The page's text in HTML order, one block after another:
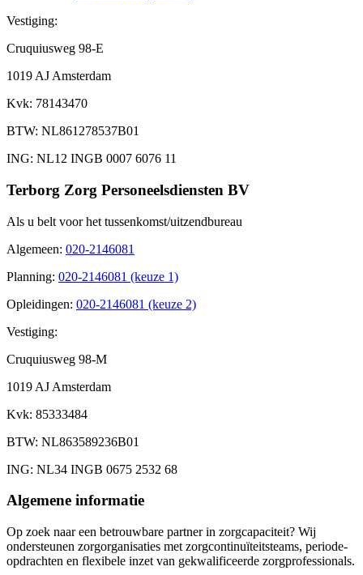
Vestiging:
Cruquiusweg 98-E
1019 AJ Amsterdam
Kvk: 78143470
BTW: NL861278537B01
ING: NL12 INGB 0007 6076 11
Terborg Zorg Personeelsdiensten BV
Als u belt voor het tussenkomst/uitzendbureau
Algemeen: 020-2146081
Planning: 020-2146081 (keuze 1)
Opleidingen: 020-2146081 (keuze 2)
Vestiging:
Cruquiusweg 98-M
1019 AJ Amsterdam
Kvk: 85333484
BTW: NL863589236B01
ING: NL34 INGB 0675 2532 68
Algemene informatie
Op zoek naar een betrouwbare partner in zorgcapaciteit? Wij
ondersteunen zorgorganisaties met zorgcontinuïteitsteams, periode-
opdrachten en flexibele inzet van gekwalificeerde zorgprofessionals.